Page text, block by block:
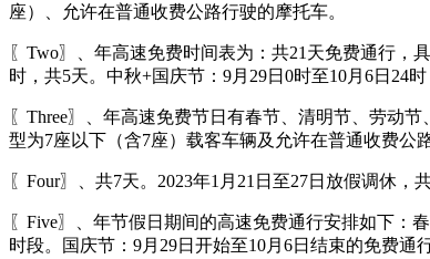
座）、允许在普通收费公路行驶的摩托车。
〖Two〗、年高速免费时间表为：共21天免费通行，
时，共5天。中秋+国庆节：9月29日0时至10月6日24时
〖Three〗、年高速免费节日有春节、清明节、劳动
型为7座以下（含7座）载客车辆及允许在普通收费公
〖Four〗、共7天。2023年1月21日至27日放假调休，
〖Five〗、年节假日期间的高速免费通行安排如下：
时段。国庆节：9月29日开始至10月6日结束的免费通行